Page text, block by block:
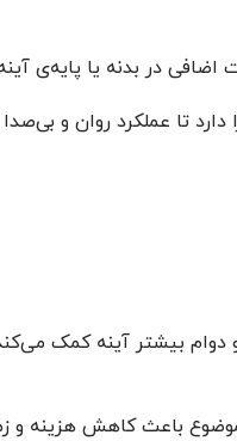
تا عملکرد روان و
دوام بیشتر آینه کمک
موضوع باعث کاهش